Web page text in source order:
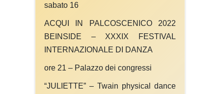
sabato 16
ACQUI IN PALCOSCENICO 2022
BEINSIDE – XXXIX FESTIVAL
INTERNAZIONALE DI DANZA
ore 21 – Palazzo dei congressi
“JULIETTE” – Twain physical dance